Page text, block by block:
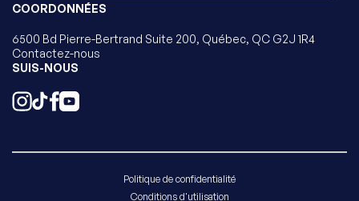
COORDONNÉES
6500 Bd Pierre-Bertrand Suite 200, Québec, QC G2J 1R4
Contactez-nous
SUIS-NOUS
Politique de confidentialité
Conditions d'utilisation